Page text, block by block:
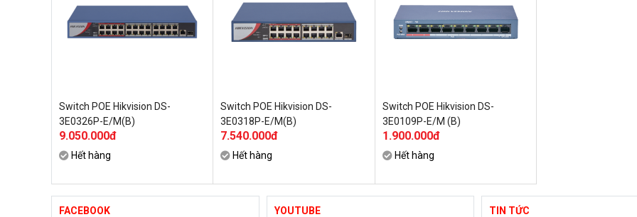
Switch POE Hikvision DS-
3E0326P-E/M(B)
9.050.000đ
Hết hàng
Switch POE Hikvision DS-
3E0318P-E/M(B)
7.540.000đ
Hết hàng
Switch POE Hikvision DS-
3E0109P-E/M (B)
1.900.000đ
Hết hàng
FACEBOOK YOUTUBE TIN TỨC